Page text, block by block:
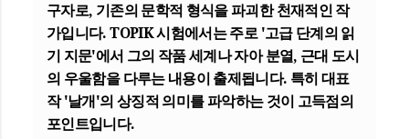
구자로, 기존의 문학적 형식을 파괴한 천재적인 작
가입니다. TOPIK 시험에서는 주로 '고급 단계의 읽
기 지문'에서 그의 작품 세계나 자아 분열, 근대 도시
의 우울함을 다루는 내용이 출제됩니다. 특히 대표
작'날개'의 상징적 의미를 파악하는 것이 고득점의
포인트입니다.